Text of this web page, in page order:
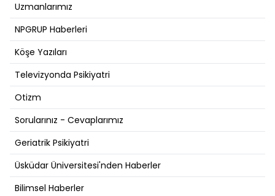
Uzmanlarımız
NPGRUP Haberleri
Köşe Yazıları
Televizyonda Psikiyatri
Otizm
Sorularınız - Cevaplarımız
Geriatrik Psikiyatri
Üsküdar Üniversitesi'nden Haberler
Bilimsel Haberler